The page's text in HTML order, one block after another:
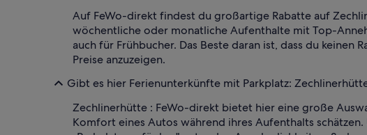
Auf FeWo-direkt findest du großartige Rabatte auf
wöchentliche oder monatliche Aufenthalte mit Top-
auch für Frühbucher. Das Beste daran ist, dass du
Preise anzuzeigen.
Gibt es hier Ferienunterkünfte mit Parkplatz:
Zechlinerhütte : FeWo-direkt bietet hier eine große
Komfort eines Autos während ihres Aufenthalts